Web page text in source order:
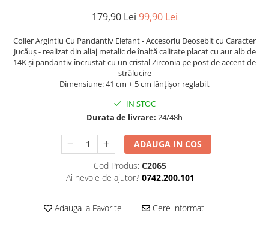
179,90 Lei 99,90 Lei
Colier Argintiu Cu Pandantiv Elefant - Accesoriu Deosebit cu Caracter
Jucăuș - realizat din aliaj metalic de înaltă calitate placat cu aur alb de
14K și pandantiv încrustat cu un cristal Zirconia pe post de accent de
strălucire
Dimensiune: 41 cm + 5 cm lănțișor reglabil.
IN STOC
Durata de livrare: 24/48h
ADAUGA IN COS
Cod Produs: C2065
Ai nevoie de ajutor? 0742.200.101
Adauga la Favorite Cere informatii